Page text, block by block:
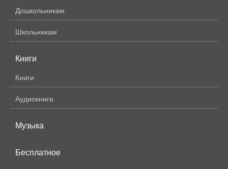
Дошкольникам
Школьникам
Книги
Книги
Аудиокниги
Музыка
Бесплатное